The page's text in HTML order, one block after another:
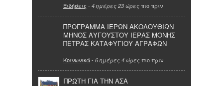
Ειδήσεις - 4 ημέρες 23 ώρες πιο πριν
ΠΡΟΓΡΑΜΜΑ ΙΕΡΩΝ ΑΚΟΛΟΥΘΙΩΝ
ΜΗΝΟΣ ΑΥΓΟΥΣΤΟΥ ΙΕΡΑΣ ΜΟΝΗΣ
ΠΕΤΡΑΣ ΚΑΤΑΦΥΓΙΟΥ ΑΓΡΑΦΩΝ
Κοινωνικά- 6 ημέρες 4 ώρες πιο πριν
ΠΡΩΤΗ ΓΙΑ ΤΗΝ ΑΣΑ